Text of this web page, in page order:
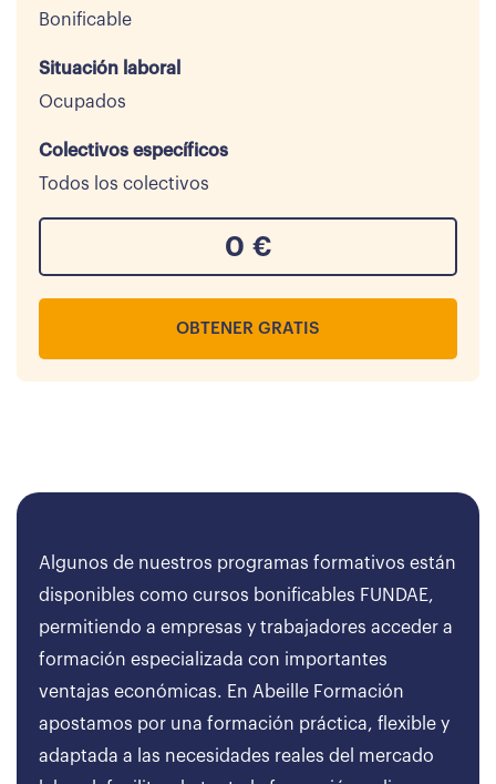
Bonificable
Situación laboral
Ocupados
Colectivos específicos
Todos los colectivos
0 €
OBTENER GRATIS
Algunos de nuestros programas formativos están
disponibles como cursos bonificables FUNDAE,
permitiendo a empresas y trabajadores acceder a
formación especializada con importantes
ventajas económicas. En Abeille Formación
apostamos por una formación práctica, flexible y
adaptada a las necesidades reales del mercado